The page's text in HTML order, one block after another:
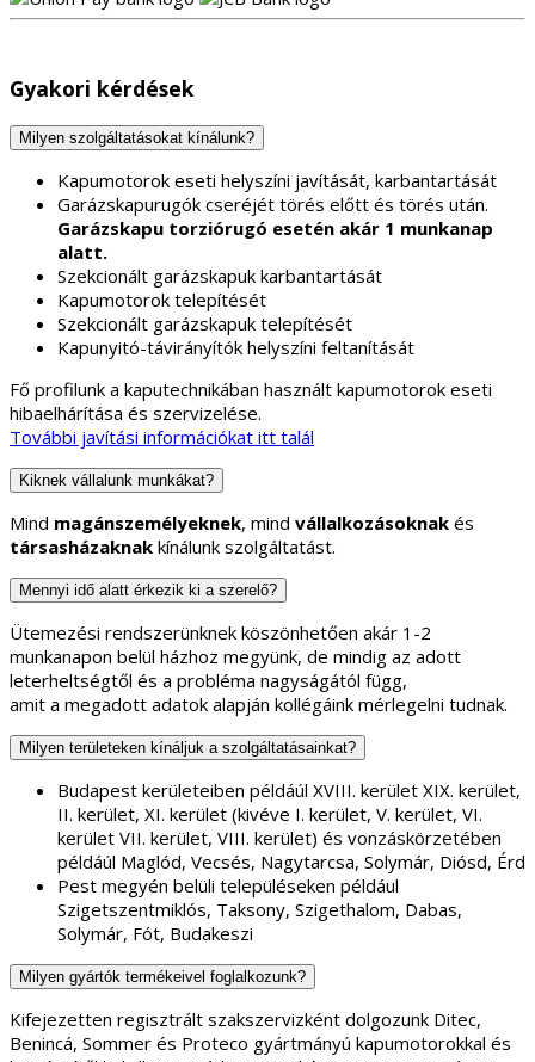
Gyakori kérdések
Milyen szolgáltatásokat kínálunk?
Kapumotorok eseti helyszíni javítását, karbantartását
Garázskapurugók cseréjét törés előtt és törés után.
Garázskapu torziórugó esetén akár 1 munkanap
alatt.
Szekcionált garázskapuk karbantartását
Kapumotorok telepítését
Szekcionált garázskapuk telepítését
Kapunyitó-távirányítók helyszíni feltanítását
Fő profilunk a kaputechnikában használt kapumotorok eseti
hibaelhárítása és szervizelése.
További javítási információkat itt talál
Kiknek vállalunk munkákat?
Mind magánszemélyeknek, mind vállalkozásoknak és
társasházaknak kínálunk szolgáltatást.
Mennyi idő alatt érkezik ki a szerelő?
Ütemezési rendszerünknek köszönhetően akár 1-2
munkanapon belül házhoz megyünk, de mindig az adott
leterheltségtől és a probléma nagyságától függ,
amit a megadott adatok alapján kollégáink mérlegelni tudnak.
Milyen területeken kínáljuk a szolgáltatásainkat?
Budapest kerületeiben példáúl XVIII. kerület XIX. kerület,
II. kerület, XI. kerület (kivéve I. kerület, V. kerület, VI.
kerület VII. kerület, VIII. kerület) és vonzáskörzetében
példáúl Maglód, Vecsés, Nagytarcsa, Solymár, Diósd, Érd
Pest megyén belüli településeken például
Szigetszentmiklós, Taksony, Szigethalom, Dabas,
Solymár, Fót, Budakeszi
Milyen gyártók termékeivel foglalkozunk?
Kifejezetten regisztrált szakszervizként dolgozunk Ditec,
Benincá, Sommer és Proteco gyártmányú kapumotorokkal és